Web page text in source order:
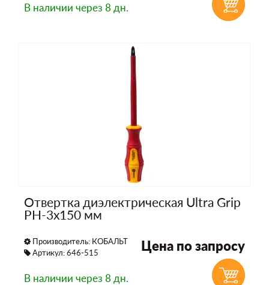
В наличии через 8 дн.
Отвертка диэлектрическая Ultra Grip
PH-3х150 мм
Производитель: КОБАЛЬТ
Артикул: 646-515
Цена по запросу
В наличии через 8 дн.